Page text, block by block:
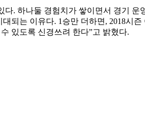
다. 하나둘 경험치가 쌓이면서 경기
되는 이유다. 1승만 더하면, 2018시
있도록 신경쓰려 한다”고 밝혔다.